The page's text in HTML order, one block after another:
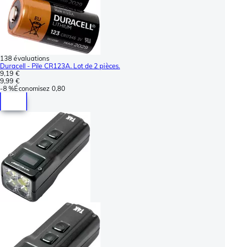
138 évaluations
Duracell - Pile CR123A. Lot de 2 pièces.
9,19 €
9,99 €
-8 %Économisez 0,80